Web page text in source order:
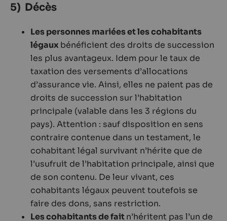
5) Décès
Les personnes mariées et les cohabitants
légaux bénéficient des droits de succession
les plus avantageux. Idem pour le taux de
taxation des versements d’allocations
d’assurance vie. Ainsi, elles ne paient pas de
droits de succession sur l’habitation
principale (valable dans les 3 régions du
pays). Attention : sauf disposition en sens
contraire contenue dans un testament, le
cohabitant légal survivant n’hérite que de
l’usufruit de l’habitation principale, ainsi que
de son contenu. De leur vivant, ces
cohabitants légaux peuvent toutefois se
faire des dons, sans restriction.
Les cohabitants de faitn’héritent pas l’un de